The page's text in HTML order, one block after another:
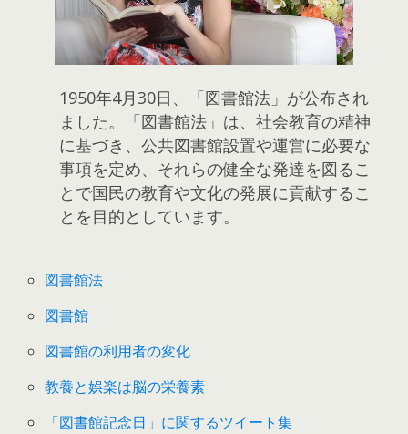
1950年4月30日、「図書館法」が公布され
ました。「図書館法」は、社会教育の精神
に基づき、公共図書館設置や運営に必要な
事項を定め、それらの健全な発達を図るこ
とで国民の教育や文化の発展に貢献するこ
とを目的としています。
図書館法
図書館
図書館の利用者の変化
教養と娯楽は脳の栄養素
「図書館記念日」に関するツイート集